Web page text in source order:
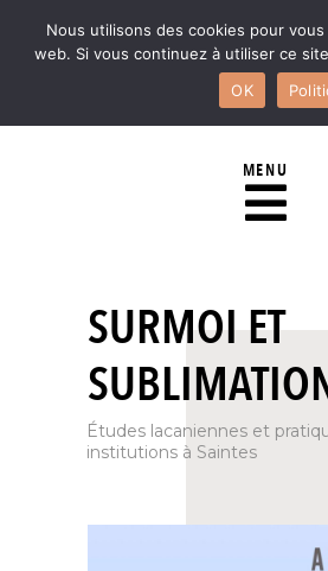
MENU
SURMOI ET
Études lacaniennes et
institutions à Saintes
Nous utilisons des cookies pour
web. Si vous continuez à utiliser ce
OK